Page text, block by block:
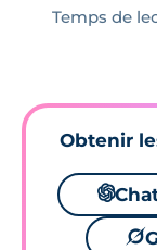
Temps de
Obtenir
🌌
🪐